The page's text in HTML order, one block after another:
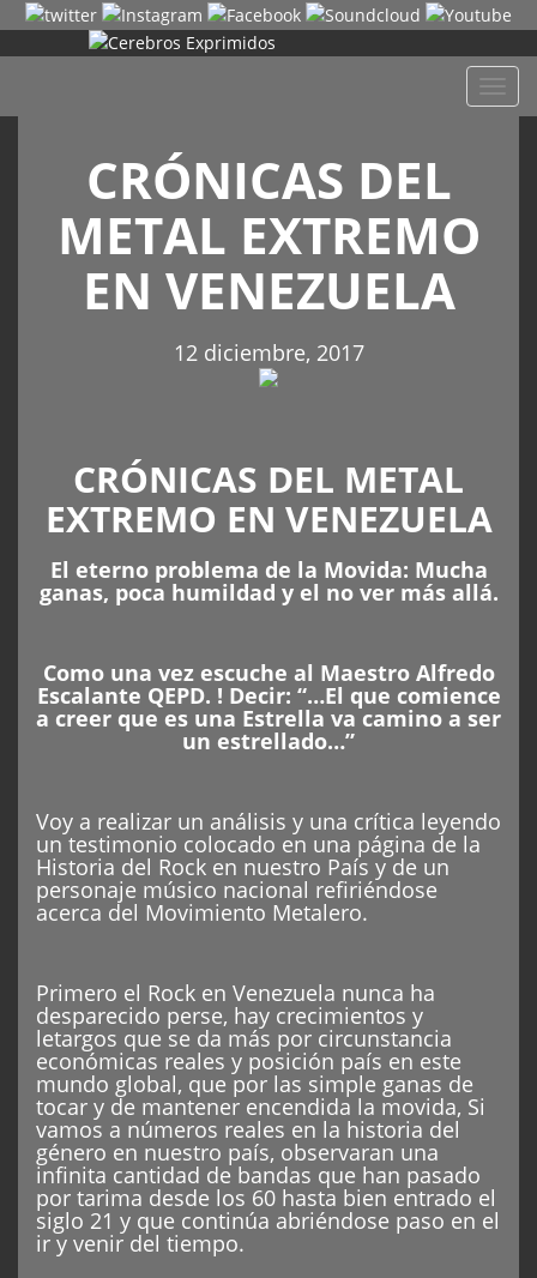
CRÓNICAS DEL
METAL EXTREMO
EN VENEZUELA
12 diciembre, 2017
CRÓNICAS DEL METAL
EXTREMO EN VENEZUELA
El eterno problema de la Movida: Mucha
ganas, poca humildad y el no ver más allá.
Como una vez escuche al Maestro Alfredo
Escalante QEPD. ! Decir: “…El que comience
a creer que es una Estrella va camino a ser
un estrellado…”
Voy a realizar un análisis y una crítica leyendo
un testimonio colocado en una página de la
Historia del Rock en nuestro País y de un
personaje músico nacional refiriéndose
acerca del Movimiento Metalero.
Primero el Rock en Venezuela nunca ha
desparecido perse, hay crecimientos y
letargos que se da más por circunstancia
económicas reales y posición país en este
mundo global, que por las simple ganas de
tocar y de mantener encendida la movida, Si
vamos a números reales en la historia del
género en nuestro país, observaran una
infinita cantidad de bandas que han pasado
por tarima desde los 60 hasta bien entrado el
siglo 21 y que continúa abriéndose paso en el
ir y venir del tiempo.